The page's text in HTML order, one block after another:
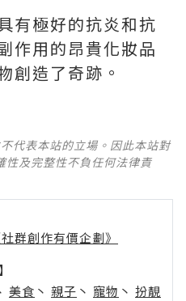
有極好的抗炎和抗
作用的昂貴化妝品
創造了奇跡。
代表本站的立場。因此本站對
性及完整性不負任何法律責
群創作有價企劃》
美食 丶 親子 丶 寵物 丶 扮靚